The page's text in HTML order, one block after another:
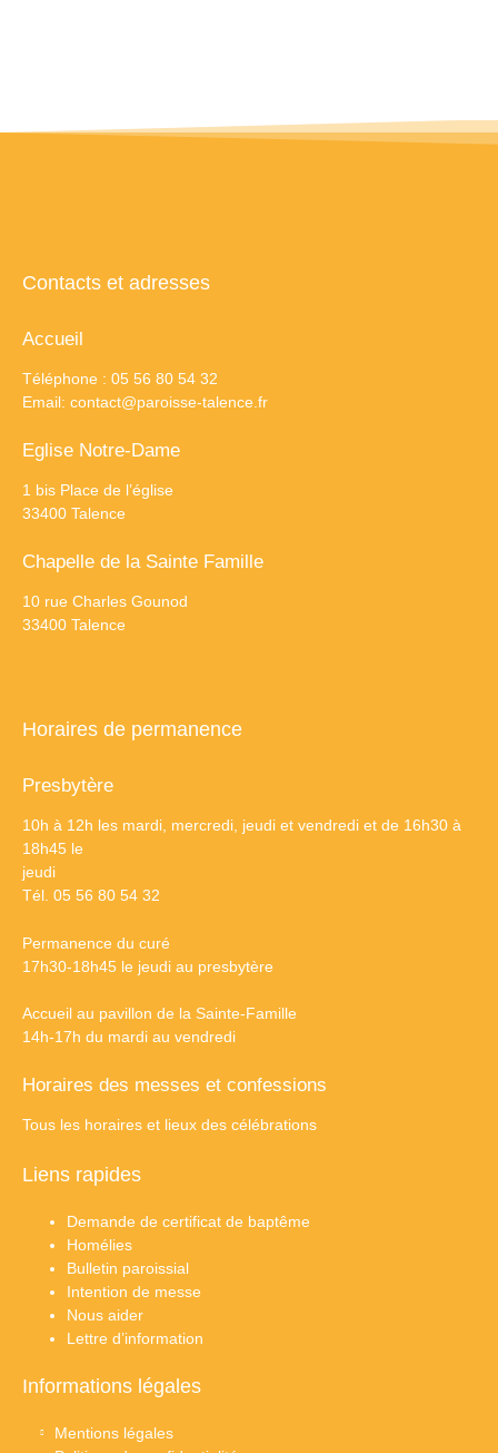
Contacts et adresses
Accueil
Téléphone : 05 56 80 54 32
Email: contact@paroisse-talence.fr
Eglise Notre-Dame
1 bis Place de l’église
33400 Talence
Chapelle de la Sainte Famille
10 rue Charles Gounod
33400 Talence
Horaires de permanence
Presbytère
10h à 12h les mardi, mercredi, jeudi et vendredi et de 16h30 à
18h45 le
jeudi
Tél. 05 56 80 54 32
Permanence du curé
17h30-18h45 le jeudi au presbytère
Accueil au pavillon de la Sainte-Famille
14h-17h du mardi au vendredi
Horaires des messes et confessions
Tous les horaires et lieux des célébrations
Liens rapides
Demande de certificat de baptême
Homélies
Bulletin paroissial
Intention de messe
Nous aider
Lettre d’information
Informations légales
Mentions légales